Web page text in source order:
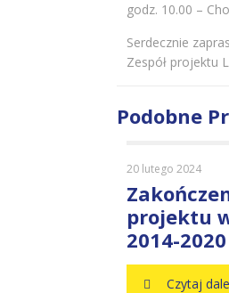
godz. 10.00 –
Serdecznie
Zespół projektu
Podobne
20 lutego 2024
projektu
2014-2020
Czytaj